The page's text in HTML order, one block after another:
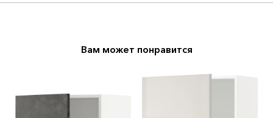
Вам может понравится